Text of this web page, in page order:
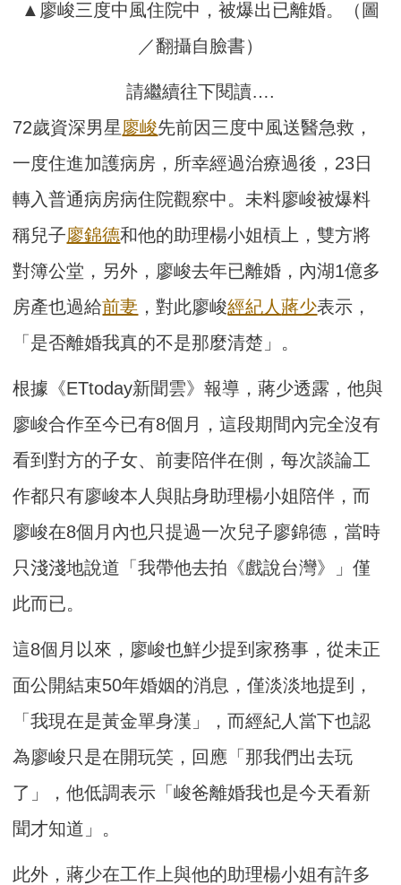
▲廖峻三度中風住院中，被爆出已離婚。（圖
／翻攝自臉書）
請繼續往下閱讀….
72歲資深男星廖峻先前因三度中風送醫急救，
一度住進加護病房，所幸經過治療過後，23日
轉入普通病房病住院觀察中。未料廖峻被爆料
稱兒子廖錦德和他的助理楊小姐槓上，雙方將
對簿公堂，另外，廖峻去年已離婚，內湖1億多
房產也過給前妻 ，對此廖峻經紀人蔣少表示，
「是否離婚我真的不是那麼清楚」。
根據《ETtoday新聞雲》報導，蔣少透露，他與
廖峻合作至今已有8個月，這段期間內完全沒有
看到對方的子女、前妻陪伴在側，每次談論工
作都只有廖峻本人與貼身助理楊小姐陪伴，而
廖峻在8個月內也只提過一次兒子廖錦德，當時
只淺淺地說道「我帶他去拍《戲說台灣》」僅
此而已。
這8個月以來，廖峻也鮮少提到家務事，從未正
面公開結束50年婚姻的消息，僅淡淡地提到，
「我現在是黃金單身漢」，而經紀人當下也認
為廖峻只是在開玩笑，回應「那我們出去玩
了」，他低調表示「峻爸離婚我也是今天看新
聞才知道」。
此外，蔣少在工作上與他的助理楊小姐有許多